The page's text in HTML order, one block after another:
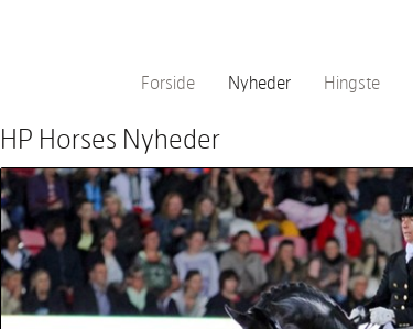
Forside Nyheder Hingste
HP Horses Nyheder